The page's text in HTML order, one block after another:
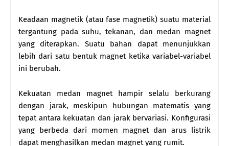
Keadaan magnetik (atau fase magnetik) suatu material
tergantung pada suhu, tekanan, dan medan magnet
yang diterapkan. Suatu bahan dapat menunjukkan
lebih dari satu bentuk magnet ketika variabel-variabel
ini berubah.
Kekuatan medan magnet hampir selalu berkurang
dengan jarak, meskipun hubungan matematis yang
tepat antara kekuatan dan jarak bervariasi. Konfigurasi
yang berbeda dari momen magnet dan arus listrik
dapat menghasilkan medan magnet yang rumit.